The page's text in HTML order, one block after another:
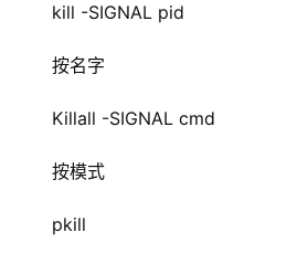
kill -SIGNAL pid
按名字
Killall -SIGNAL cmd
按模式
pkill